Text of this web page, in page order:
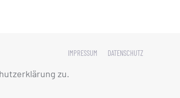
zu.
IMPRESSUM DATENSCHUTZ